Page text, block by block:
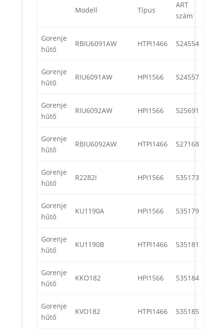
Modell Típus
ART
szám
Gorenje
hűtő
RBIU6091AW HTPI1466 524554
Gorenje
hűtő
RIU6091AW HPI1566 524557
Gorenje
hűtő
RIU6092AW HPI1566 525691
Gorenje
hűtő
RBIU6092AW HTPI1466 527168
Gorenje
hűtő
R2282I HPI1566 535173
Gorenje
hűtő
KU1190A HPI1566 535179
Gorenje
hűtő
KU1190B HTPI1466 535181
Gorenje
hűtő
KKO182 HPI1566 535184
Gorenje
hűtő
KVO182 HTPI1466 535185